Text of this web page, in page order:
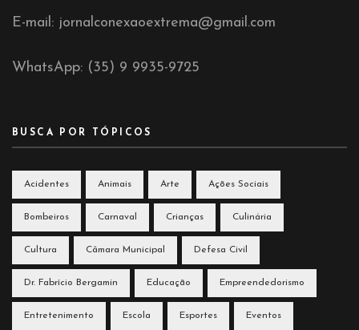
E-mail: jornalconexaoextrema@gmail.com
WhatsApp: (35) 9 9935-9725
BUSCA POR TÓPICOS
Acidentes Animais Arte Ações Sociais
Bombeiros Carnaval Crianças Culinária
Cultura Câmara Municipal Defesa Civil
Dr. Fabrício Bergamin Educação Empreendedorismo
Entretenimento Escola Esportes Eventos